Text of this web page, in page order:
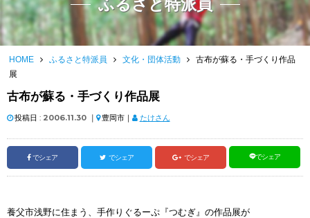
ふるさと特派員
HOME ふるさと特派員 文化・団体活動
古布が蘇る・手づくり作品
展
古布が蘇る・手づくり作品展
投稿日 : 2006.11.30 ｜ 豊岡市｜ たけさん
でシェア でシェア でシェア でシェア
養父市浅野に住まう、手作りぐるーぷ『つむぎ』の作品展が